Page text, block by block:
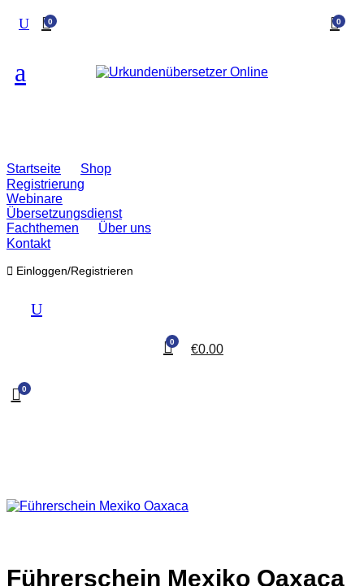
0 0
Startseite
Shop
Registrierung
Webinare
Übersetzungsdienst
Fachthemen
Über uns
Kontakt
Einloggen/Registrieren
0
€0.00
0
Führerschein Mexiko Oaxaca